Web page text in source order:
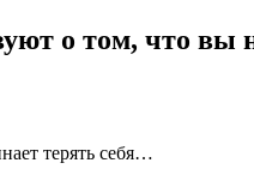
о том, что
терять себя…